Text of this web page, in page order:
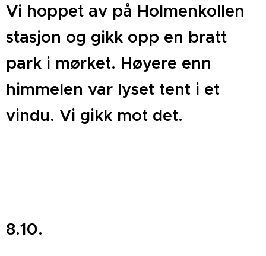
Vi hoppet av på Holmenkollen
stasjon og gikk opp en bratt
park i mørket. Høyere enn
himmelen var lyset tent i et
vindu. Vi gikk mot det.
8.10.